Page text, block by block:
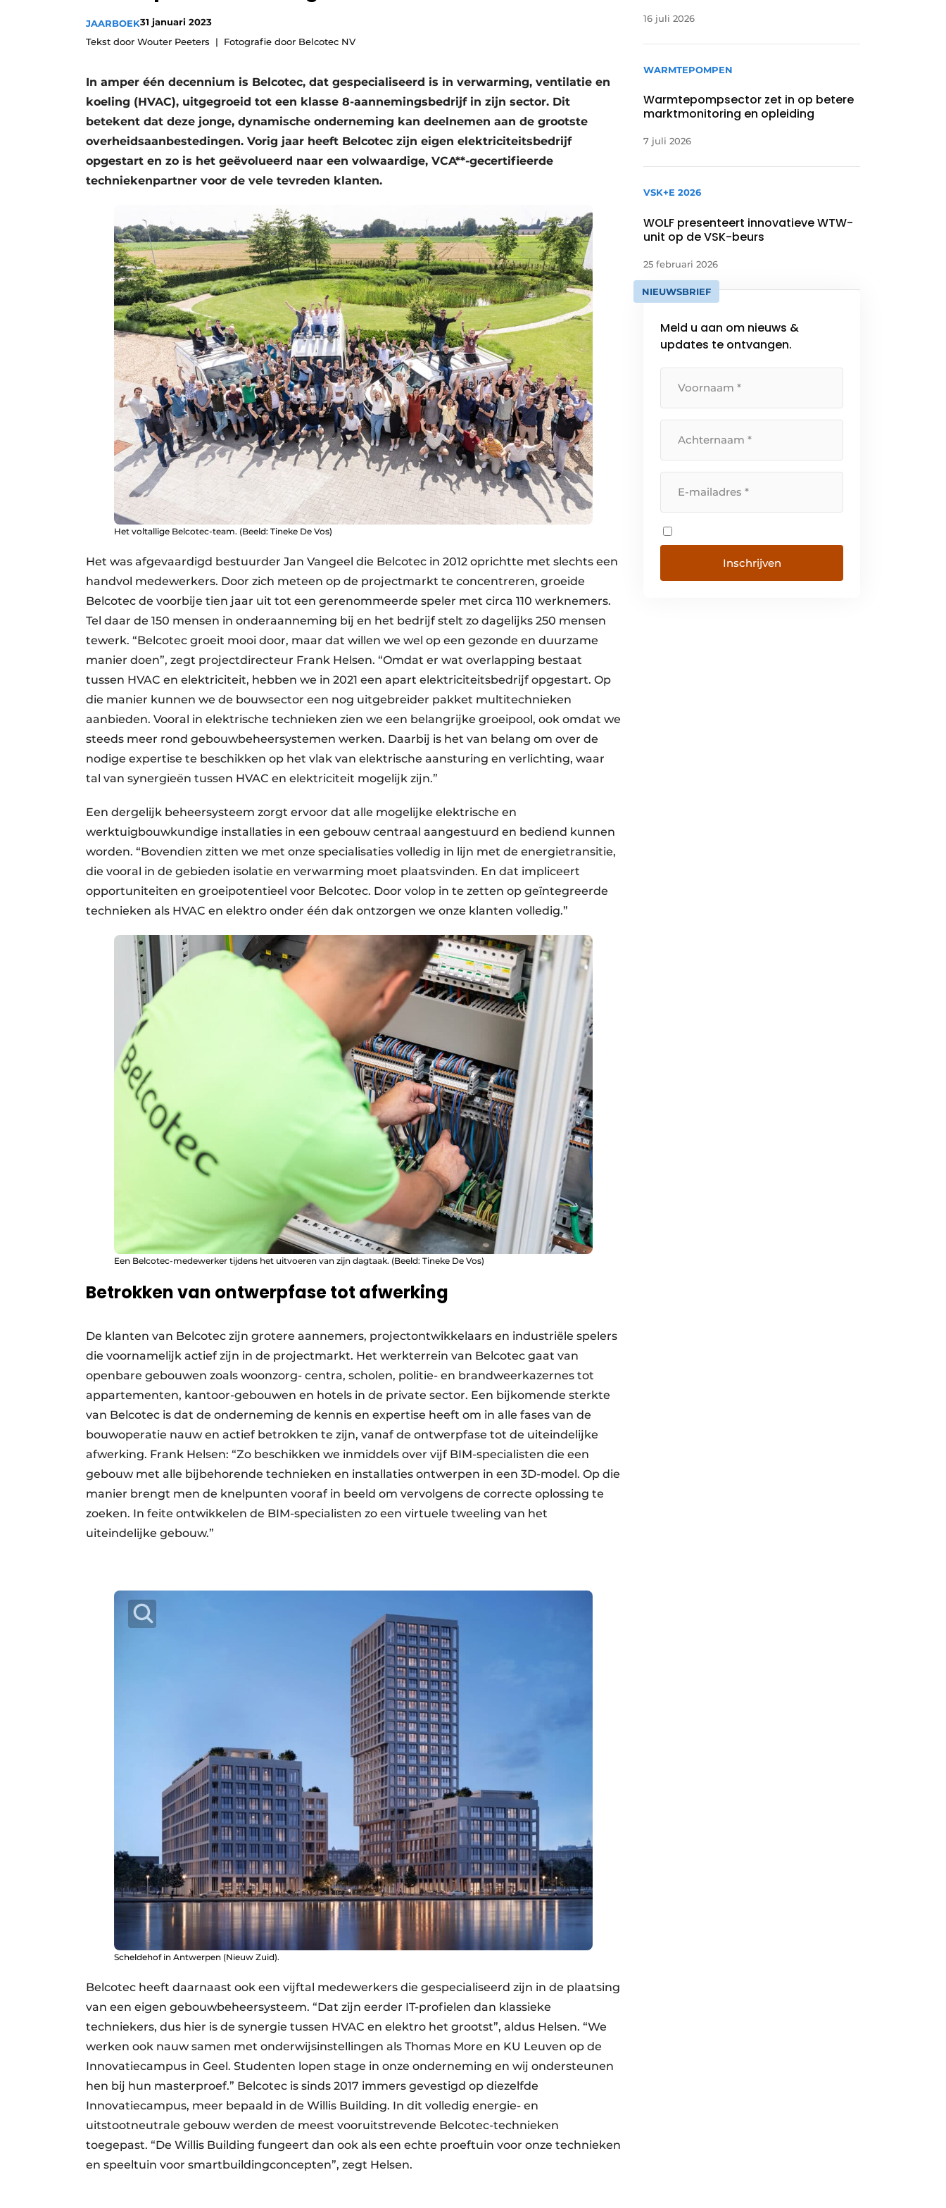
Vacature aanmelden
Vacatures
JAARBOEK31 januari 2023
Tekst door Wouter Peeters
Fotografie door Belcotec NV
In amper één decennium is Belcotec, dat gespecialiseerd is in verwarming, ventilatie en
koeling (HVAC), uitgegroeid tot een klasse 8-aannemings­bedrijf in zijn sector. Dit
betekent dat deze jonge, dynamische onderneming kan deelnemen aan de grootste
overheidsaanbestedingen. Vorig jaar heeft Belcotec zijn eigen elektriciteitsbedrijf
opgestart en zo is het geëvolueerd naar een volwaardige, VCA**-gecertifieerde
techniekenpartner voor de vele tevreden klanten.
Het voltallige Belcotec-team. (Beeld: Tineke De Vos)
Het was afgevaardigd bestuurder Jan Vangeel die Belcotec in 2012 oprichtte met slechts een
handvol medewerkers. Door zich meteen op de projectmarkt te concentreren, groeide
Belcotec de voorbije tien jaar uit tot een gerenommeerde speler met circa 110 werknemers.
Tel daar de 150 mensen in onderaanneming bij en het bedrijf stelt zo dagelijks 250 mensen
tewerk. “Belcotec groeit mooi door, maar dat willen we wel op een gezonde en duurzame
manier doen”, zegt projectdirecteur Frank Helsen. “Omdat er wat overlapping bestaat
tussen HVAC en elektriciteit, hebben we in 2021 een apart elektriciteitsbedrijf opgestart. Op
die manier kunnen we de bouwsector een nog uitgebreider pakket multitechnieken
aanbieden. Vooral in elektrische technieken zien we een belangrijke groeipool, ook omdat we
steeds meer rond gebouwbeheersystemen werken. Daarbij is het van belang om over de
nodige expertise te beschikken op het vlak van elektrische aansturing en verlichting, waar
tal van synergieën tussen HVAC en elektriciteit mogelijk zijn.”
Een dergelijk beheersysteem zorgt ervoor dat alle mogelijke elektrische en
werktuigbouwkundige installaties in een gebouw centraal aangestuurd en bediend kunnen
worden. “Bovendien zitten we met onze specialisaties volledig in lijn met de energietransitie,
die vooral in de gebieden isolatie en verwarming moet plaatsvinden. En dat impliceert
opportuniteiten en groeipotentieel voor Belcotec. Door volop in te zetten op geïntegreerde
technieken als HVAC en elektro onder één dak ontzorgen we onze klanten volledig.”
Een Belcotec-medewerker tijdens het uitvoeren van zijn dagtaak. (Beeld: Tineke De Vos)
Betrokken van ontwerpfase tot afwerking
De klanten van Belcotec zijn grotere aannemers, projectontwikkelaars en industriële spelers
die voornamelijk actief zijn in de projectmarkt. Het werkterrein van Belcotec gaat van
openbare gebouwen zoals woonzorg- centra, scholen, politie- en brandweerkazernes tot
appartementen, kantoor-gebouwen en hotels in de private sector. Een bijkomende sterkte
van Belcotec is dat de onderneming de kennis en expertise heeft om in alle fases van de
bouwoperatie nauw en actief betrokken te zijn, vanaf de ontwerpfase tot de uiteindelijke
afwerking. Frank Helsen: “Zo beschikken we inmiddels over vijf BIM-specialisten die een
gebouw met alle bijbehorende technieken en installaties ontwerpen in een 3D-model. Op die
manier brengt men de knelpunten vooraf in beeld om vervolgens de correcte oplossing te
zoeken. In feite ontwikkelen de BIM-specialisten zo een virtuele tweeling van het
uiteindelijke gebouw.”
Scheldehof in Antwerpen (Nieuw Zuid).
Belcotec heeft daarnaast ook een vijftal medewerkers die gespecialiseerd zijn in de plaatsing
van een eigen gebouwbeheersysteem. “Dat zijn eerder IT-profielen dan klassieke
techniekers, dus hier is de synergie tussen HVAC en elektro het grootst”, aldus Helsen. “We
werken ook nauw samen met onderwijsinstellingen als Thomas More en KU Leuven op de
Innovatiecampus in Geel. Studenten lopen stage in onze onderneming en wij ondersteunen
hen bij hun masterproef.” Belcotec is sinds 2017 immers gevestigd op diezelfde
Innovatiecampus, meer bepaald in de Willis Building. In dit volledig energie- en
uitstootneutrale gebouw werden de meest vooruitstrevende Belcotec-technieken
toegepast. “De Willis Building fungeert dan ook als een echte proeftuin voor onze technieken
en speeltuin voor smartbuildingconcepten”, zegt Helsen.
16 juli 2026
WARMTEPOMPEN
Warmtepompsector zet in op betere
marktmonitoring en opleiding
7 juli 2026
VSK+E 2026
WOLF presenteert innovatieve WTW-
unit op de VSK-beurs
25 februari 2026
NIEUWSBRIEF
Meld u aan om nieuws &
updates te ontvangen.